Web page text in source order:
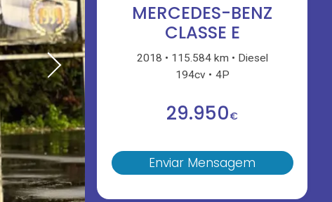
MERCEDES-BENZ
CLASSE E
2018 115.584 km
Diesel
194cv
4P
29.950€
Enviar Mensagem